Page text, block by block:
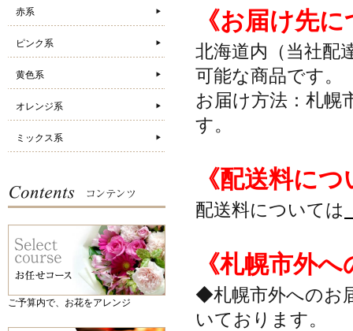
《お届け先
北海道内（当社配
可能な商品です。
お届け方法：札幌
す。
《配送料に
配送料については
《札幌市外
◆札幌市外へのお
いております。
赤系
ピンク系
黄色系
オレンジ系
ミックス系
ご予算内で、お花をアレンジ